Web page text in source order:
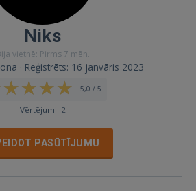
Niks
vietnē: Pirms 7 mēn.
· Reģistrēts: 16 janvāris 2023
5,0 / 5
Vērtējumi: 2
PASŪTĪJUMU